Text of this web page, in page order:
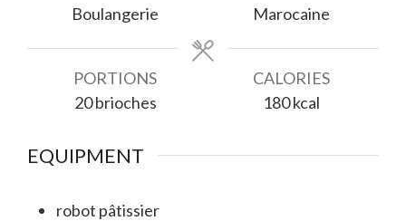
Boulangerie
Marocaine
PORTIONS
20 brioches
CALORIES
180 kcal
EQUIPMENT
robot pâtissier